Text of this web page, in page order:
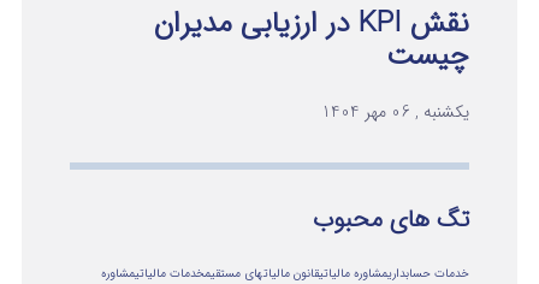
نقش KPI در ارزیابی مدیران
چیست
یکشنبه , 06 مهر 1404
تگ های محبوب
خدمات حسابداریمشاوره مالیاتیقانون مالیاتهای مستقیمخدمات مالیاتیمشاوره